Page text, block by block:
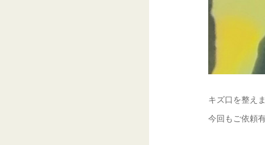
キズ口を整え
今回もご依頼